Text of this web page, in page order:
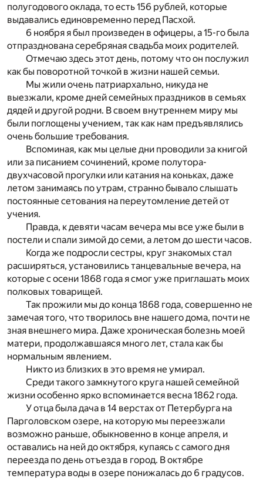
полугодового оклада, то есть 156 рублей, которые
выдавались единовременно перед Пасхой.
6 ноября я был произведен в офицеры, а 15-го была
отпразднована серебряная свадьба моих родителей.
Отмечаю здесь этот день, потому что он послужил
как бы поворотной точкой в жизни нашей семьи.
Мы жили очень патриархально, никуда не
выезжали, кроме дней семейных праздников в семьях
дядей и другой родни. В своем внутреннем миру мы
были поглощены учением, так как нам предъявлялись
очень большие требования.
Вспоминая, как мы целые дни проводили за книгой
или за писанием сочинений, кроме полутора-
двухчасовой прогулки или катания на коньках, даже
летом занимаясь по утрам, странно бывало слышать
постоянные сетования на переутомление детей от
учения.
Правда, к девяти часам вечера мы все уже были в
постели и спали зимой до семи, а летом до шести часов.
Когда же подросли сестры, круг знакомых стал
расширяться, установились танцевальные вечера, на
которые с осени 1868 года я смог уже приглашать моих
полковых товарищей.
Так прожили мы до конца 1868 года, совершенно не
замечая того, что творилось вне нашего дома, почти не
зная внешнего мира. Даже хроническая болезнь моей
матери, продолжавшаяся много лет, стала как бы
нормальным явлением.
Никто из близких в это время не умирал.
Среди такого замкнутого круга нашей семейной
жизни особенно ярко вспоминается весна 1862 года.
У отца была дача в 14 верстах от Петербурга на
Парголовском озере, на которую мы переезжали
возможно раньше, обыкновенно в конце апреля, и
оставались на ней до октября, купаясь с самого дня
переезда по день отъезда в город. В октябре
температура воды в озере понижалась до 6 градусов.